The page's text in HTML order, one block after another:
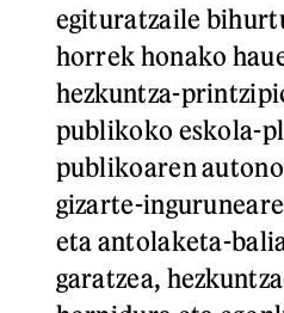
egituratzaile
horrek honako
hezkuntza-
publikoko eskola-
publikoaren
gizarte-
eta antolaketa-
garatzea,